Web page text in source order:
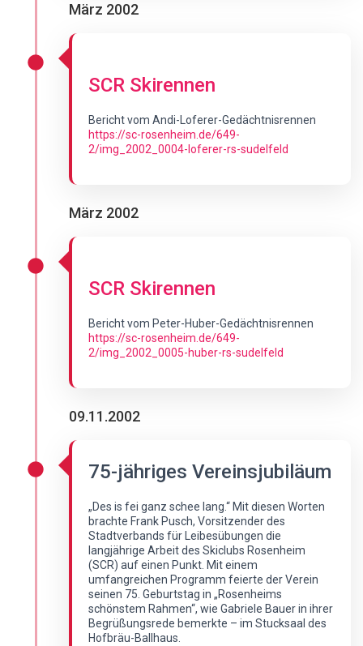
März 2002
SCR Skirennen
Bericht vom Andi-Loferer-Gedächtnisrennen
https://sc-rosenheim.de/649-
2/img_2002_0004-loferer-rs-sudelfeld
März 2002
SCR Skirennen
Bericht vom Peter-Huber-Gedächtnisrennen
https://sc-rosenheim.de/649-
2/img_2002_0005-huber-rs-sudelfeld
09.11.2002
75-jähriges Vereinsjubiläum
„Des is fei ganz schee lang.“ Mit diesen Worten
brachte Frank Pusch, Vorsitzender des
Stadtverbands für Leibesübungen die
langjährige Arbeit des Skiclubs Rosenheim
(SCR) auf einen Punkt. Mit einem
umfangreichen Programm feierte der Verein
seinen 75. Geburtstag in „Rosenheims
schönstem Rahmen“, wie Gabriele Bauer in ihrer
Begrüßungsrede bemerkte – im Stucksaal des
Hofbräu-Ballhaus.